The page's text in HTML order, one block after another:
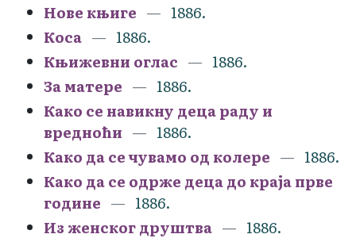
Нове књиге
1886.
Коса
1886.
Књижевни оглас
1886.
За матере
1886.
Како се навикну деца раду и
вредноћи
1886.
Како да се чувамо од колере
1886.
Како да се одрже деца до краја прве
године
1886.
Из женског друштва
1886.